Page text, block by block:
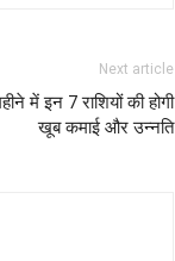
Next article
में इन 7 राशियों की होगी
खूब कमाई और उन्नति